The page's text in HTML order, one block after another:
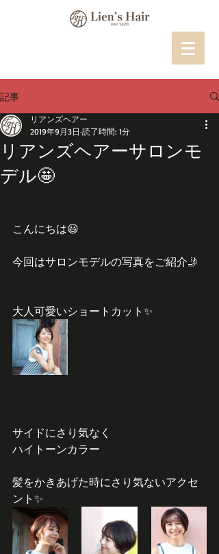
記事
リアンズヘアーサロンモ
デル🤩
リアンズヘアー
2019年9月3日 読了時間: 1分
こんにちは😃
今回はサロンモデルの写真をご紹介🤳
大人可愛いショートカット✨
サイドにさり気なく
ハイトーンカラー
髪をかきあげた時にさり気ないアクセ
ント✨